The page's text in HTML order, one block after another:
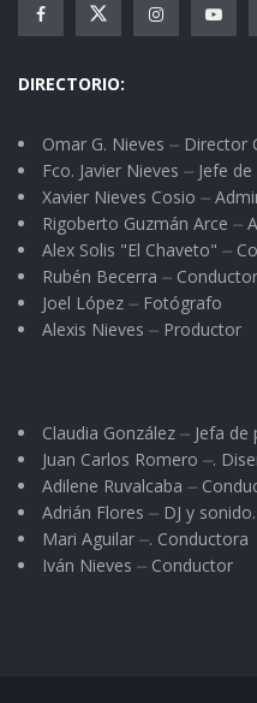
DIRECTORIO:
Omar G. Nieves ⏤ Director
Fco. Javier Nieves ⏤ Jefe
Xavier Nieves Cosio ⏤
Rigoberto Guzmán Arce ⏤
Alex Solis "El Chaveto" ⏤
Rubén Becerra ⏤ Conductor
Joel López ⏤ Fotógrafo
Alexis Nieves ⏤ Productor
Claudia González ⏤ Jefa de
Juan Carlos Romero ⏤.
Adilene Ruvalcaba ⏤
Adrián Flores ⏤ DJ y sonido.
Mari Aguilar ⏤. Conductora
Iván Nieves ⏤ Conductor